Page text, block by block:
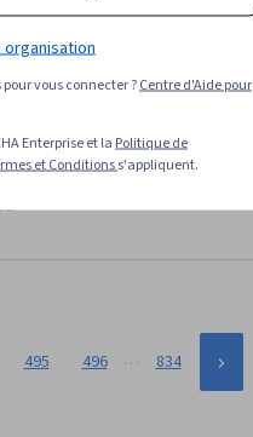
Using Excel Pivot Tables
Business Analytics, Business
495 496 … 834
vous connecter ?Centre d'Aide pour
Enterprise et laPolitique de
et Conditionss'appliquent.